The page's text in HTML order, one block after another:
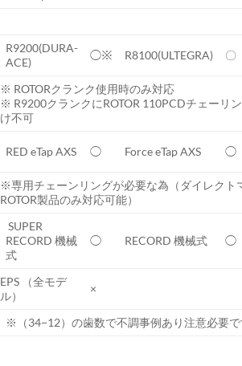
R9200(DURA-
ACE)
◯※ R8100(ULTEGRA) 〇
※ ROTORクランク使用時のみ対応
※ R9200クランクにROTOR 110PCDチェーリ
け不可
RED eTap AXS ◯ Force eTap AXS ◯
※専用チェーンリングが必要な為（ダイレクト
ROTOR製品のみ対応可能）
SUPER
RECORD 機械
式
◯ RECORD 機械式 ◯
EPS （全モデ
ル）
×
※（34−12）の歯数で不調事例あり注意必要